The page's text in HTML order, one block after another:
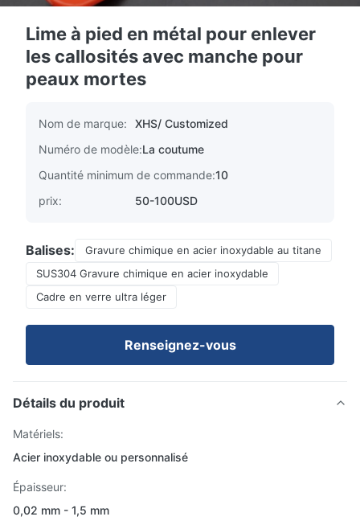
Lime à pied en métal pour enlever
les callosités avec manche pour
peaux mortes
Nom de marque:
XHS/ Customized
Numéro de modèle:La coutume
Quantité minimum de commande:10
prix:
50-100USD
Balises:
Gravure chimique en acier inoxydable au titane
SUS304 Gravure chimique en acier inoxydable
Cadre en verre ultra léger
Renseignez-vous
Détails du produit
Matériels:
Acier inoxydable ou personnalisé
Épaisseur:
0,02 mm - 1,5 mm